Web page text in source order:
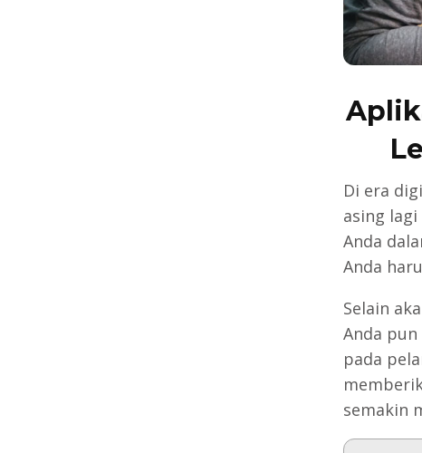
Di era
asing
Anda
Anda
Selain
Anda
pada
semakin